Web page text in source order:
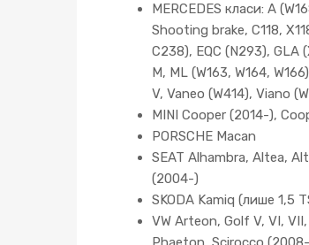
MERCEDES класи: A
Shooting brake, C118,
C238), EQC (N293), GLA
M, ML (W163, W164,
V, Vaneo (W414), Viano
MINI Cooper (2014-),
PORSCHE Macan
SEAT Alhambra, Altea,
(2004-)
SKODA Kamiq (лише 1,5
VW Arteon, Golf V, VI,